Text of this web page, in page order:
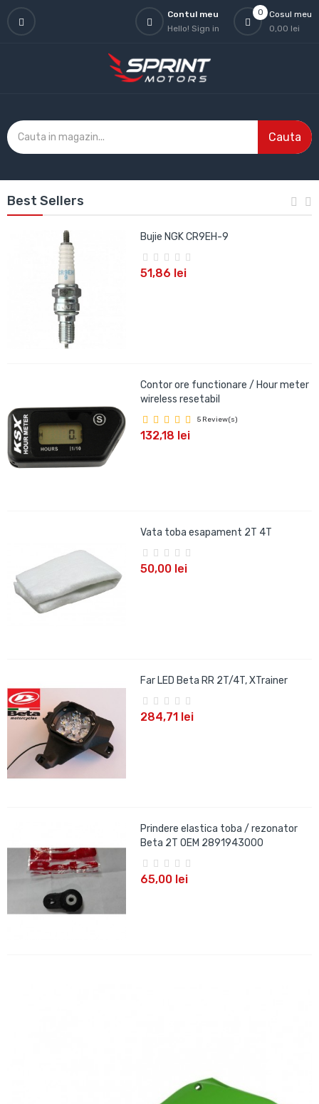
0
Cosul meu
0,00 lei
Contul meu
Hello! Sign in
Cauta
Best Sellers
Bujie NGK CR9EH-9
51,86 lei
Contor ore functionare / Hour meter
wireless resetabil
5 Review(s)
132,18 lei
Vata toba esapament 2T 4T
50,00 lei
Far LED Beta RR 2T/4T, XTrainer
284,71 lei
Prindere elastica toba / rezonator
Beta 2T OEM 2891943000
65,00 lei